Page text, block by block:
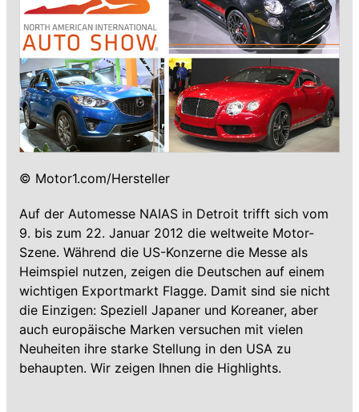
© Motor1.com/Hersteller
Auf der Automesse NAIAS in Detroit trifft sich vom
9. bis zum 22. Januar 2012 die weltweite Motor-
Szene. Während die US-Konzerne die Messe als
Heimspiel nutzen, zeigen die Deutschen auf einem
wichtigen Exportmarkt Flagge. Damit sind sie nicht
die Einzigen: Speziell Japaner und Koreaner, aber
auch europäische Marken versuchen mit vielen
Neuheiten ihre starke Stellung in den USA zu
behaupten. Wir zeigen Ihnen die Highlights.